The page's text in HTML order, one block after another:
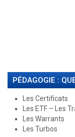
PÉDAGOGIE :
Les Certificats
Les ETF – Les
Les Warrants
Les Turbos